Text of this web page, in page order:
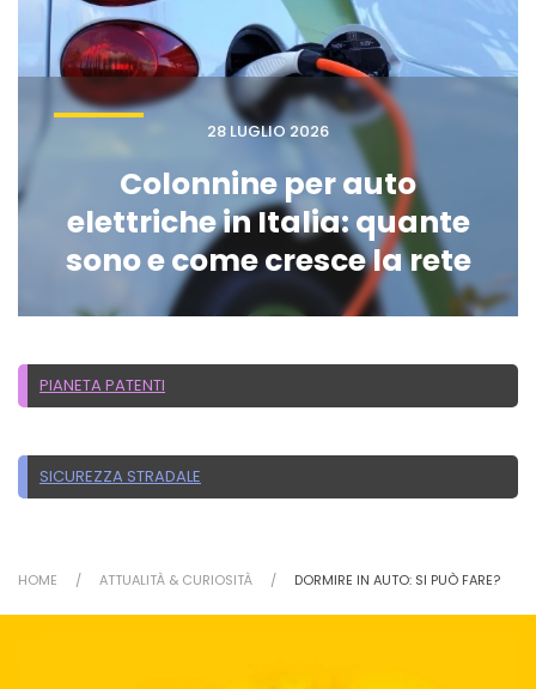
28 LUGLIO 2026
Colonnine per auto
elettriche in Italia: quante
sono e come cresce la rete
PIANETA PATENTI
SICUREZZA STRADALE
HOME ATTUALITÀ & CURIOSITÀ DORMIRE IN AUTO: SI PUÒ FARE?